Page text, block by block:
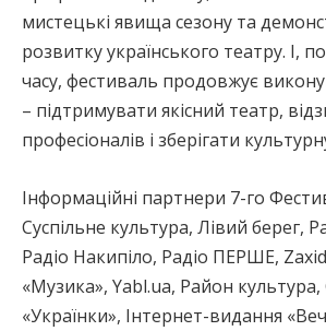
мистецькі явища сезону та
розвитку українського театру. І,
часу, фестиваль продовжує
– підтримувати якісний театр,
професіоналів і зберігати
Інформаційні партнери 7-го
Суспільне культура, Лівий берег,
Радіо Накипіло, Радіо ПЕРШЕ,
«Музика», Yabl.ua, Район
«Українки», Інтернет-видання